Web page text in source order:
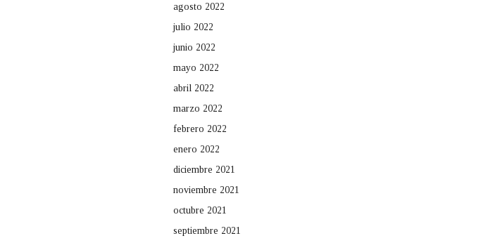
agosto 2022
julio 2022
junio 2022
mayo 2022
abril 2022
marzo 2022
febrero 2022
enero 2022
diciembre 2021
noviembre 2021
octubre 2021
septiembre 2021